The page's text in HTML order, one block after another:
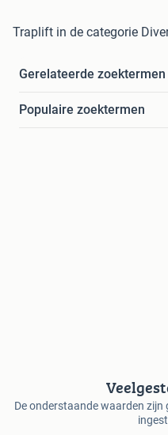
Traplift in de categorie
Gerelateerde zoektermen
Populaire zoektermen
De onderstaande waarden zijn